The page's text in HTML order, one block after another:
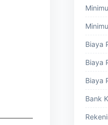
Biaya
Biaya
Biaya
Bank